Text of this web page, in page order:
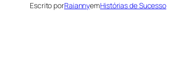
Escrito porRaiannyemHistórias de Sucesso